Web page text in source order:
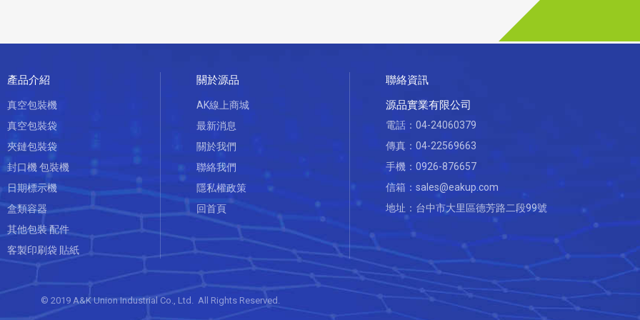
產品介紹
真空包裝機
真空包裝袋
夾鏈包裝袋
封口機 包裝機
日期標示機
盒類容器
其他包裝 配件
客製印刷袋 貼紙
關於源品
AK線上商城
最新消息
關於我們
聯絡我們
隱私權政策
回首頁
聯絡資訊
源品實業有限公司
電話： 04-24060379
傳真：04-22569663
手機： 0926-876657
信箱： sales@eakup.com
地址： 台中市大里區德芳路二段99號
© 2019 A&K Union Industrial Co., Ltd. All Rights Reserved.